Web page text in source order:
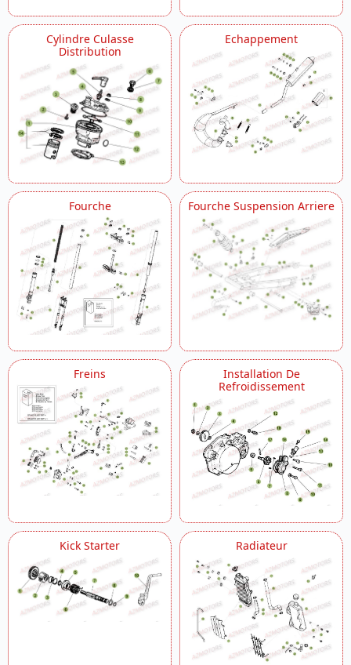
Cylindre Culasse
Distribution
Echappement
Fourche Fourche Suspension Arriere
Freins
Installation De
Refroidissement
Kick Starter Radiateur